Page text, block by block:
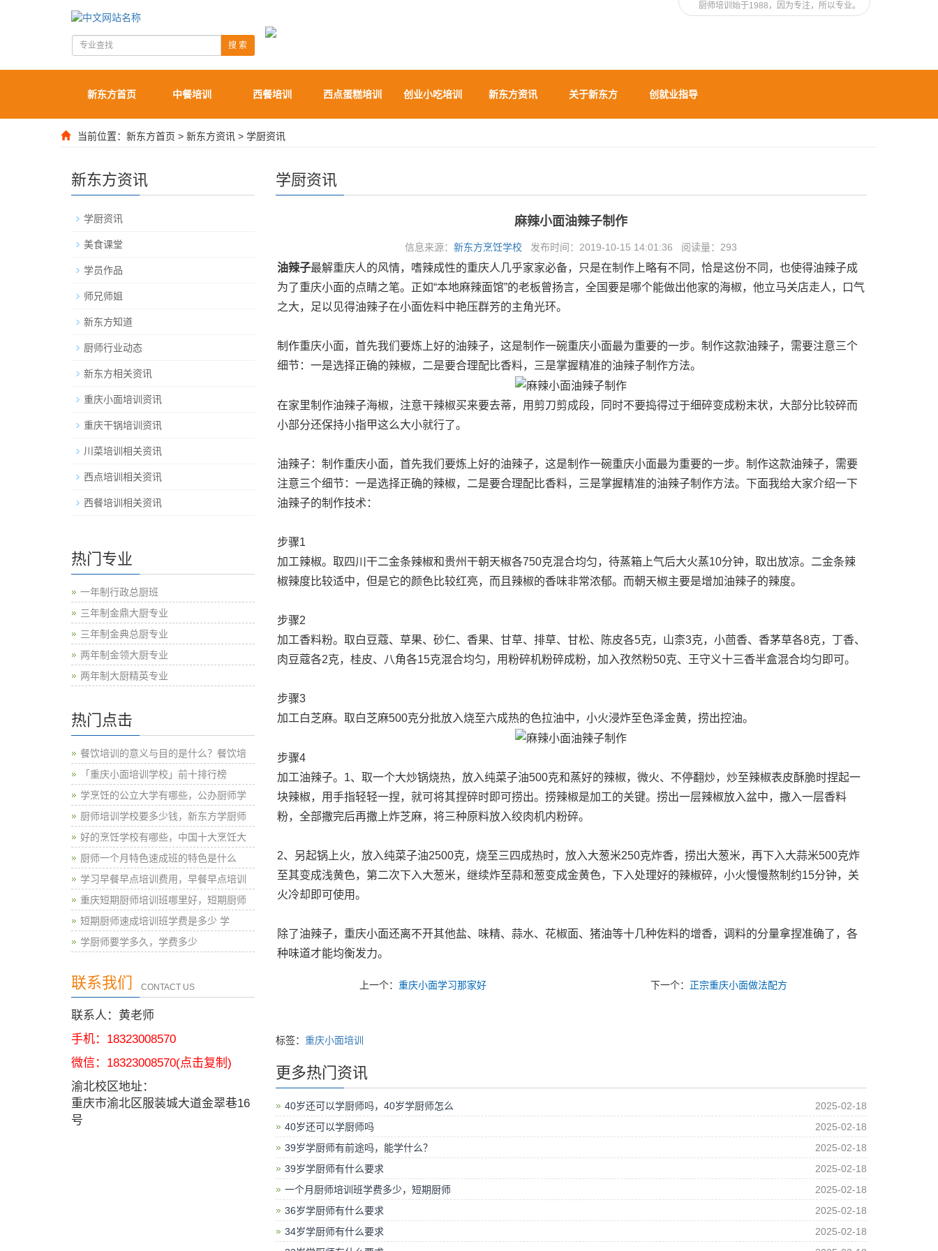
厨师培训始于1988，因为专注，所以专业。
搜 索
新东方首页 中餐培训 西餐培训 西点蛋糕培训 创业小吃培训 新东方资讯 关于新东方 创就业指导
当前位置： 新东方首页 > 新东方资讯 > 学厨资讯
学厨资讯
麻辣小面油辣子制作
信息来源：新东方烹饪学校 发布时间：2019-10-15 14:01:36 阅读量： 293
油辣子最解重庆人的风情，嗜辣成性的重庆人几乎家家必备，只是在制作上略有不同，恰是这份不同，也使得油辣子成
为了重庆小面的点睛之笔。正如“本地麻辣面馆”的老板曾扬言，全国要是哪个能做出他家的海椒，他立马关店走人，口气
之大，足以见得油辣子在小面佐料中艳压群芳的主角光环。
制作重庆小面，首先我们要炼上好的油辣子，这是制作一碗重庆小面最为重要的一步。制作这款油辣子，需要注意三个
细节：一是选择正确的辣椒，二是要合理配比香料，三是掌握精准的油辣子制作方法。
在家里制作油辣子海椒，注意干辣椒买来要去蒂，用剪刀剪成段，同时不要捣得过于细碎变成粉末状，大部分比较碎而
小部分还保持小指甲这么大小就行了。
油辣子：制作重庆小面，首先我们要炼上好的油辣子，这是制作一碗重庆小面最为重要的一步。制作这款油辣子，需要
注意三个细节：一是选择正确的辣椒，二是要合理配比香料，三是掌握精准的油辣子制作方法。下面我给大家介绍一下
油辣子的制作技术：
步骤1
加工辣椒。取四川干二金条辣椒和贵州干朝天椒各750克混合均匀，待蒸箱上气后大火蒸10分钟，取出放凉。二金条辣
椒辣度比较适中，但是它的颜色比较红亮，而且辣椒的香味非常浓郁。而朝天椒主要是增加油辣子的辣度。
步骤2
加工香料粉。取白豆蔻、草果、砂仁、香果、甘草、排草、甘松、陈皮各5克，山柰3克，小茴香、香茅草各8克，丁香、
肉豆蔻各2克，桂皮、八角各15克混合均匀，用粉碎机粉碎成粉，加入孜然粉50克、王守义十三香半盒混合均匀即可。
步骤3
加工白芝麻。取白芝麻500克分批放入烧至六成热的色拉油中，小火浸炸至色泽金黄，捞出控油。
步骤4
加工油辣子。1、取一个大炒锅烧热，放入纯菜子油500克和蒸好的辣椒，微火、不停翻炒，炒至辣椒表皮酥脆时捏起一
块辣椒，用手指轻轻一捏，就可将其捏碎时即可捞出。捞辣椒是加工的关键。捞出一层辣椒放入盆中，撒入一层香料
粉，全部撒完后再撒上炸芝麻，将三种原料放入绞肉机内粉碎。
2、另起锅上火，放入纯菜子油2500克，烧至三四成热时，放入大葱米250克炸香，捞出大葱米，再下入大蒜米500克炸
至其变成浅黄色，第二次下入大葱米，继续炸至蒜和葱变成金黄色，下入处理好的辣椒碎，小火慢慢熬制约15分钟，关
火冷却即可使用。
除了油辣子，重庆小面还离不开其他盐、味精、蒜水、花椒面、猪油等十几种佐料的增香，调料的分量拿捏准确了，各
种味道才能均衡发力。
上一个：重庆小面学习那家好 下一个： 正宗重庆小面做法配方
标签： 重庆小面培训
更多热门资讯
40岁还可以学厨师吗，40岁学厨师怎么
2025-02-18
40岁还可以学厨师吗
2025-02-18
39岁学厨师有前途吗，能学什么？
2025-02-18
39岁学厨师有什么要求
2025-02-18
一个月厨师培训班学费多少，短期厨师
2025-02-18
36岁学厨师有什么要求
2025-02-18
34岁学厨师有什么要求
2025-02-18
新东方资讯
学厨资讯
美食课堂
学员作品
师兄师姐
新东方知道
厨师行业动态
新东方相关资讯
重庆小面培训资讯
重庆干锅培训资讯
川菜培训相关资讯
西点培训相关资讯
西餐培训相关资讯
热门专业
一年制行政总厨班
三年制金鼎大厨专业
三年制金典总厨专业
两年制金领大厨专业
两年制大厨精英专业
热门点击
餐饮培训的意义与目的是什么？餐饮培
「重庆小面培训学校」前十排行榜
学烹饪的公立大学有哪些，公办厨师学
厨师培训学校要多少钱，新东方学厨师
好的烹饪学校有哪些，中国十大烹饪大
厨师一个月特色速成班的特色是什么
学习早餐早点培训费用，早餐早点培训
重庆短期厨师培训班哪里好，短期厨师
短期厨师速成培训班学费是多少 学
学厨师要学多久，学费多少
联系我们 CONTACT US
联系人：黄老师
手机：18323008570
微信： 18323008570(点击复制)
渝北校区地址：
重庆市渝北区服装城大道金翠巷16
号